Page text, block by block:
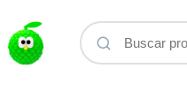
contenido